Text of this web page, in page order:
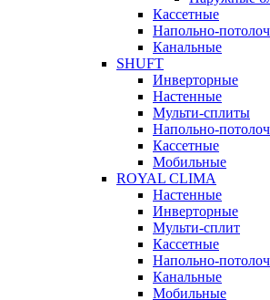
Кассетные
Напольно-
Канальные
SHUFT
Инверторные
Настенные
Мульти-сплиты
Напольно-
Кассетные
Мобильные
ROYAL CLIMA
Настенные
Инверторные
Мульти-сплит
Кассетные
Напольно-
Канальные
Мобильные